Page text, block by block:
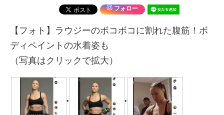
フォロー
【フォト】ラウジーのボコボコに割れた腹筋！ボ
ディペイントの水着姿も
（写真はクリックで拡大）